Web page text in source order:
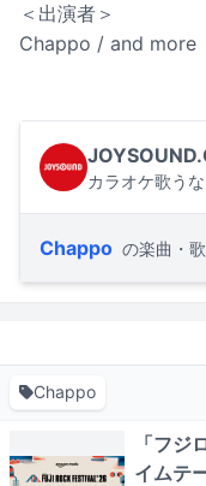
＜出演者＞
Chappo / and more
カラオケ歌う
Chappo の楽曲・
Chappo
「フジ
イムテ